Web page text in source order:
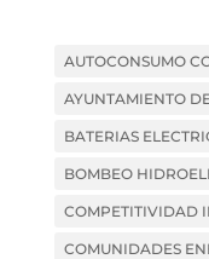
AUTOCONSUMO
AYUNTAMIENTO
BATERIAS
BOMBEO
COMPETITIVIDAD
COMUNIDADES